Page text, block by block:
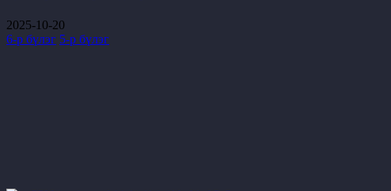
2025-10-20
6-р бүлэг 5-р бүлэг